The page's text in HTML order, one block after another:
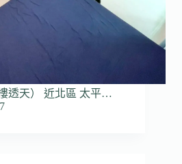
透天） 近北區 太平…